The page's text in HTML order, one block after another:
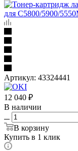
Артикул: 43324441
12 040 ₽
В наличии
В корзину
Купить в 1 клик